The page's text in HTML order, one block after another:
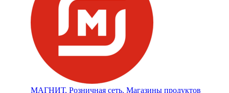
МАГНИТ, Розничная сеть. Магазины продуктов